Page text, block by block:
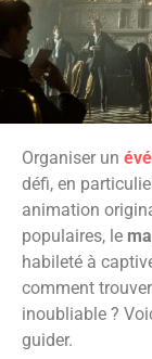
Organiser un
défi, en
animation
populaires, le
habileté à
comment
inoubliable ?
guider.